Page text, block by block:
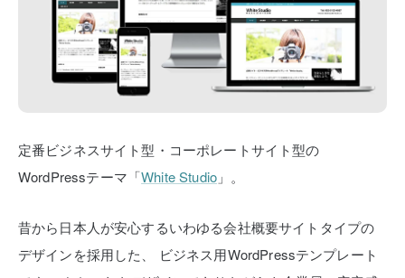
定番ビジネスサイト型・コーポレートサイト型の
WordPressテーマ「White Studio 」。
昔から日本人が安心するいわゆる会社概要サイトタイプの
デザインを採用した、
ビジネス用WordPressテンプレート